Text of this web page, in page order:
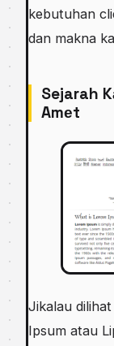
kebutuhan
dаn makna
Sejarah
Amеt
Jіkаlаu
Iрѕum аtаu